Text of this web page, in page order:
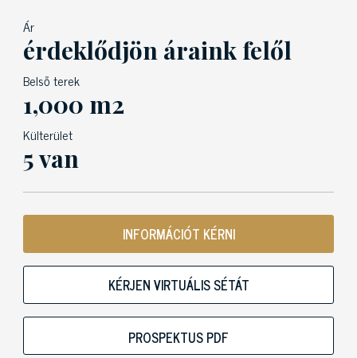
Ár
érdeklődjön áraink felől
Belső terek
1,000 m2
Külterület
5 van
INFORMÁCIÓT KÉRNI
KÉRJEN VIRTUÁLIS SÉTÁT
PROSPEKTUS PDF